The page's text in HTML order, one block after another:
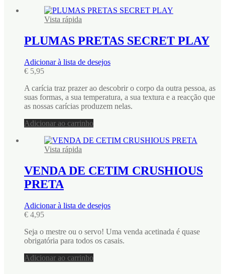
Vista rápida
PLUMAS PRETAS SECRET PLAY
Adicionar à lista de desejos
€ 5,95
A carícia traz prazer ao descobrir o corpo da outra pessoa, as
suas formas, a sua temperatura, a sua textura e a reacção que
as nossas carícias produzem nelas.
Adicionar ao carrinho
Vista rápida
VENDA DE CETIM CRUSHIOUS
PRETA
Adicionar à lista de desejos
€ 4,95
Seja o mestre ou o servo! Uma venda acetinada é quase
obrigatória para todos os casais.
Adicionar ao carrinho